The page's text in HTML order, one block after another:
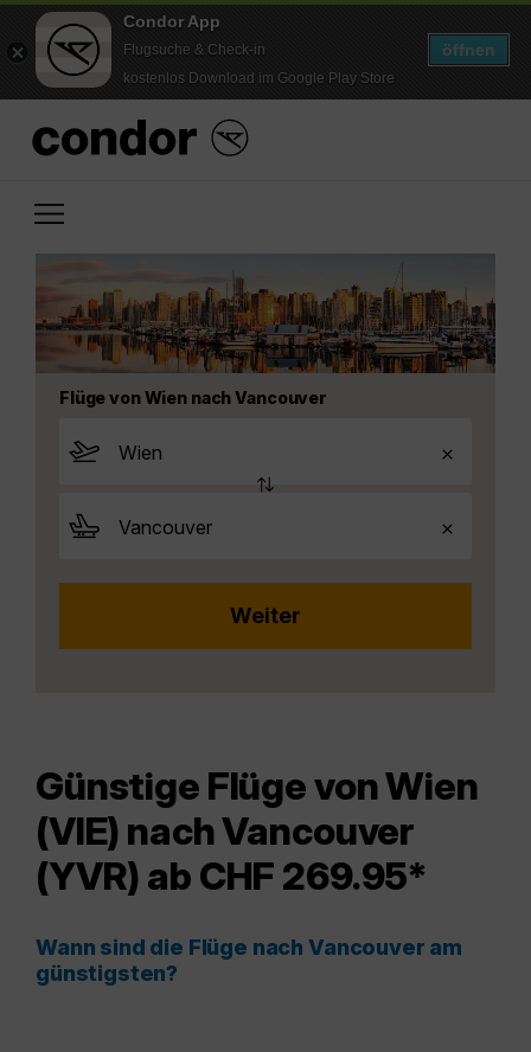
Condor App
Flugsuche & Check-in
kostenlos Download im Google Play Store
öffnen
Flüge von Wien nach Vancouver
Günstige Flüge von Wien
(VIE) nach Vancouver
(YVR) ab CHF 269.95*
Wann sind die Flüge nach Vancouver am
günstigsten?